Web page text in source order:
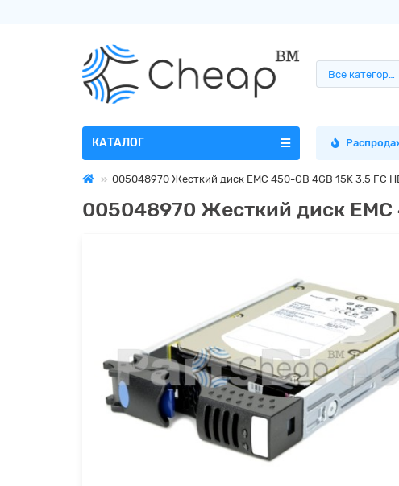
Все категории
КАТАЛОГ
005048970 Жесткий диск EMC 450-GB 4GB 15K 3.5 FC
005048970 Жесткий диск EMC